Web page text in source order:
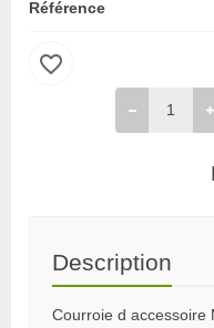
Référence
favorite_border
Description
Courroie d accessoire